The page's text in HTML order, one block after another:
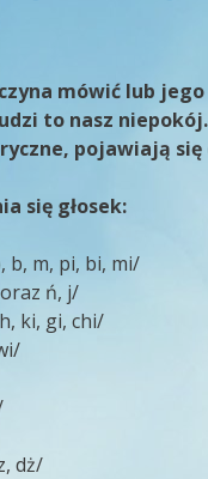
mówić lub
to nasz
pojawiają
się głosek:
b, m, pi, bi, mi/
ń, j/
ki, gi, chi/
dż/